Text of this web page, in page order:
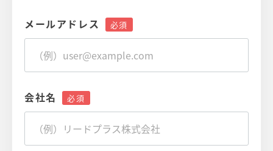
メールアドレス
会社名